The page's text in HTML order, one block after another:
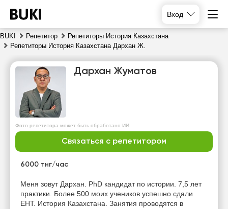
Вход
BUKI Репетитор
Репетиторы История Казахстана
Репетиторы История Казахстана Дархан Ж.
Дархан Жуматов
Фото репетитора может быть обработано ИИ
Связаться с репетитором
6000 тнг/час
Меня зовут Дархан. PhD кандидат по истории. 7,5 лет
практики. Более 500 моих учеников успешно сдали
ЕНТ. История Казахстана. Занятия проводятся в
9
пн
10
вт
11
12
13:30
14:00
свободных
часов
свободных
часов
свободных
часов